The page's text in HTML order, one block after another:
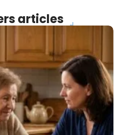
articles